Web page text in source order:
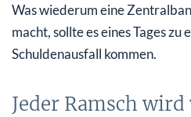
Was wiederum eine
macht, sollte es eines Tages zu
Schuldenausfall kommen.
Jeder Ramsch